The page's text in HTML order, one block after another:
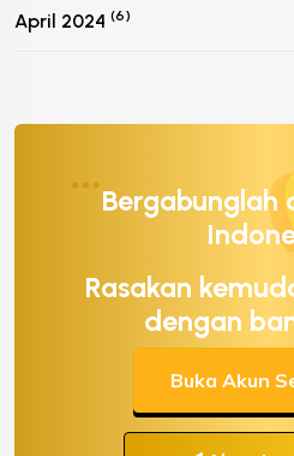
April 2024 (6)
Bergabunglah
Rasakan
dengan
Buka Akun